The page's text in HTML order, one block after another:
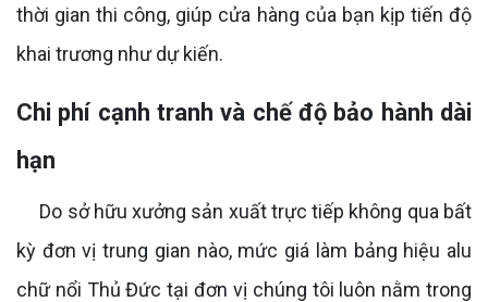
thời gian thi công, giúp cửa hàng của bạn kịp tiến độ
khai trương như dự kiến.
Chi phí cạnh tranh và chế độ bảo hành dài
hạn
Do sở hữu xưởng sản xuất trực tiếp không qua bất
kỳ đơn vị trung gian nào, mức giá làm bảng hiệu alu
chữ nổi Thủ Đức tại đơn vị chúng tôi luôn nằm trong